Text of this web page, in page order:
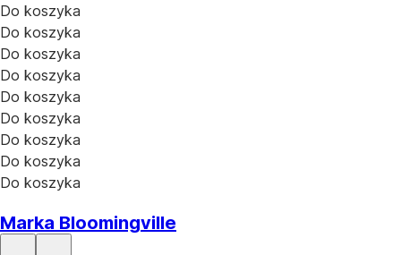
Do koszyka
Do koszyka
Do koszyka
Do koszyka
Do koszyka
Do koszyka
Do koszyka
Do koszyka
Do koszyka
Marka Bloomingville